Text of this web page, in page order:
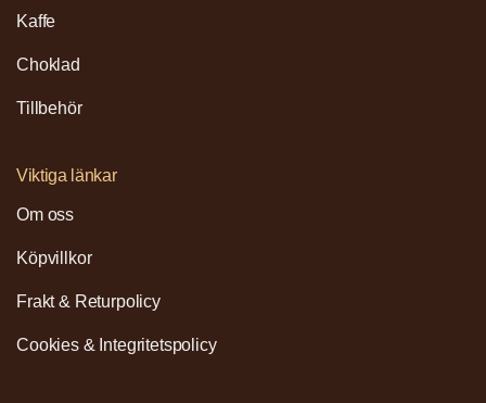
Kaffe
Choklad
Tillbehör
Viktiga länkar
Om oss
Köpvillkor
Frakt & Returpolicy
Cookies & Integritetspolicy